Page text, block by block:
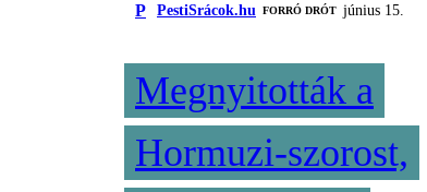
P PestiSrácok.hu FORRÓ DRÓT június 15.
Megnyitották a
Hormuzi-szorost,